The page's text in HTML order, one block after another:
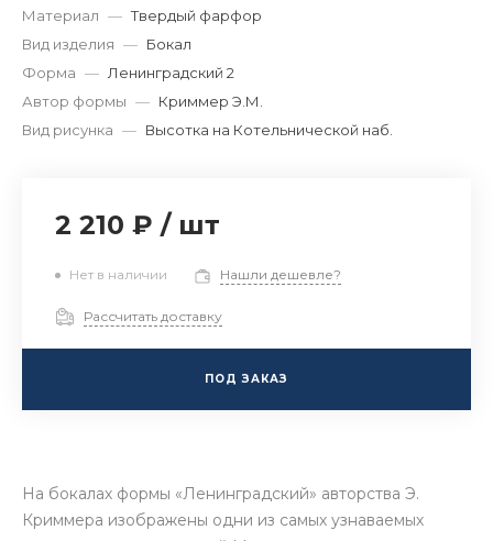
Материал — Твердый фарфор
Вид изделия — Бокал
Форма — Ленинградский 2
Автор формы — Криммер Э.М.
Вид рисунка — Высотка на Котельнической наб.
2 210 ₽ / шт
Нет в наличии Нашли дешевле?
Рассчитать доставку
ПОД ЗАКАЗ
На бокалах формы «Ленинградский» авторства Э.
Криммера изображены одни из самых узнаваемых